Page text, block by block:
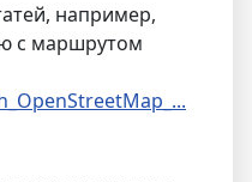
например,
с маршрутом